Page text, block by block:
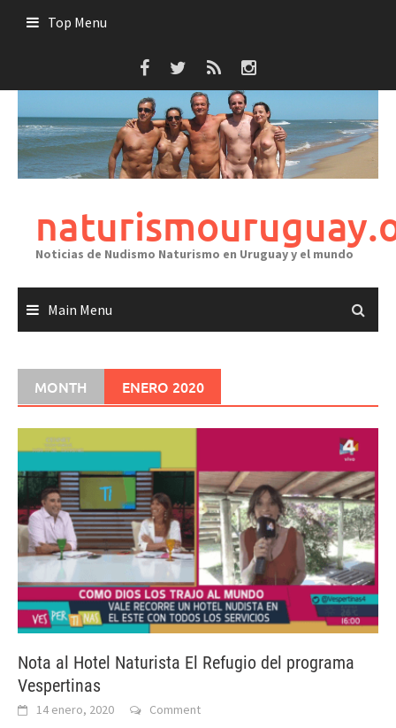
Top Menu
Noticias de Nudismo Naturismo en Uruguay y el mundo
Main Menu
MONTH ENERO 2020
Nota al Hotel Naturista El Refugio del programa
Vespertinas
14 enero, 2020 Comment